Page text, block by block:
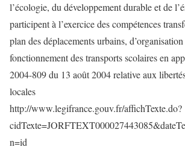
l’écologie, du développement durable et de
participent à l’exercice des compétences
plan des déplacements urbains,
fonctionnement des transports scolaires en
2004-809 du 13 août 2004 relative aux
locales
http://www.legifrance.gouv.fr/affichTexte.do?
n=id